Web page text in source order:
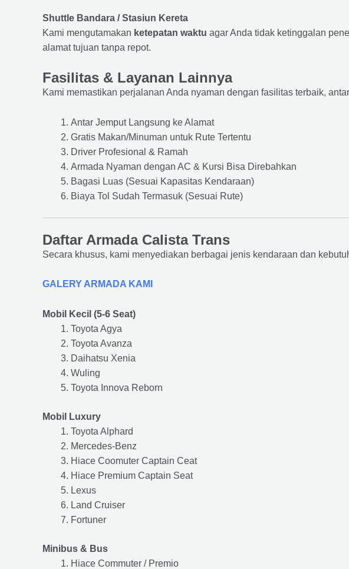
Shuttle Bandara / Stasiun Kereta
Kami mengutamakan ketepatan waktu agar Anda tidak ketinggalan
alamat tujuan tanpa repot.
Fasilitas & Layanan Lainnya
Kami memastikan perjalanan Anda nyaman dengan fasilitas terbaik,
Antar Jemput Langsung ke Alamat
Gratis Makan/Minuman untuk Rute Tertentu
Driver Profesional & Ramah
Armada Nyaman dengan AC & Kursi Bisa Direbahkan
Bagasi Luas (Sesuai Kapasitas Kendaraan)
Biaya Tol Sudah Termasuk (Sesuai Rute)
Daftar Armada Calista Trans
Secara khusus, kami menyediakan berbagai jenis kendaraan dan
GALERY ARMADA KAMI
Mobil Kecil (5-6 Seat)
Toyota Agya
Toyota Avanza
Daihatsu Xenia
Wuling
Toyota Innova Reborn
Mobil Luxury
Toyota Alphard
Mercedes-Benz
Hiace Coomuter Captain Ceat
Hiace Premium Captain Seat
Lexus
Land Cruiser
Fortuner
Minibus & Bus
Hiace Commuter / Premio